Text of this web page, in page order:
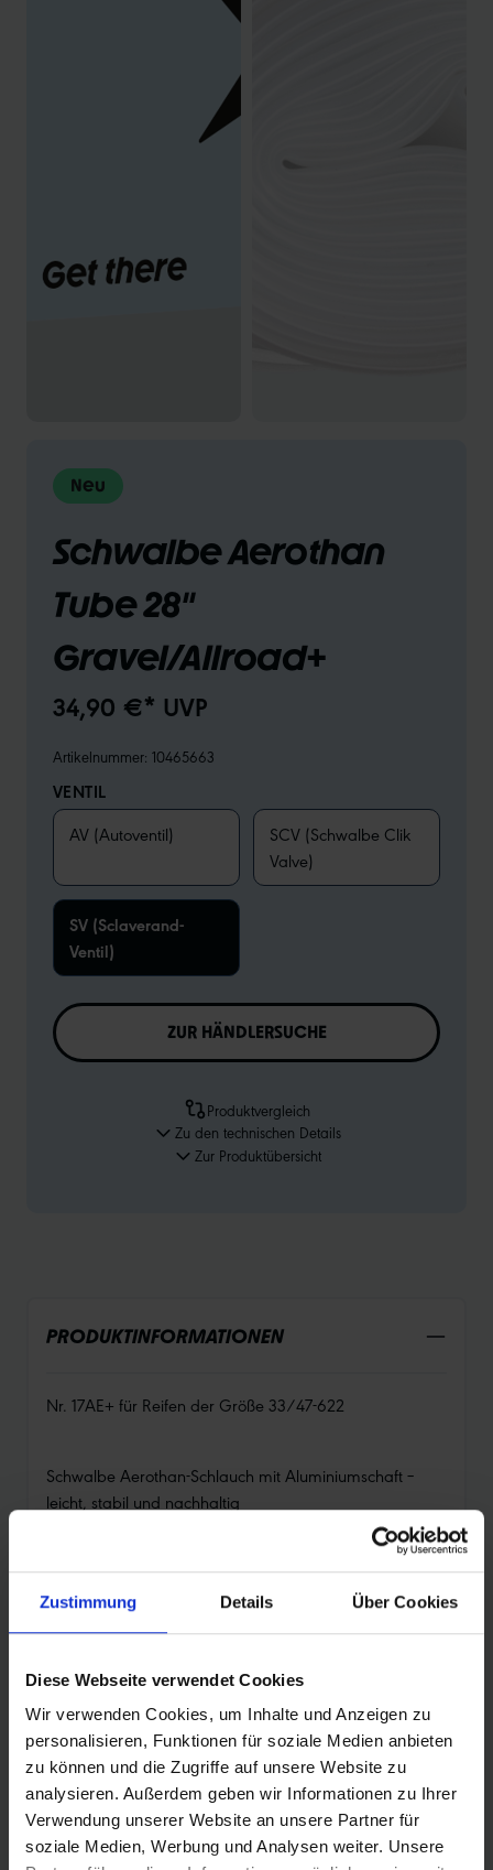
Zustimmung Details Über Cookies
Diese Webseite verwendet Cookies
Wir verwenden Cookies, um Inhalte und Anzeigen zu
personalisieren, Funktionen für soziale Medien anbieten
zu können und die Zugriffe auf unsere Website zu
analysieren. Außerdem geben wir Informationen zu Ihrer
Verwendung unserer Website an unsere Partner für
soziale Medien, Werbung und Analysen weiter. Unsere
Neu
Schwalbe Aerothan
Tube 28"
Gravel/Allroad+
34,90 €* UVP
Artikelnummer: 10465663
VENTIL
AV (Autoventil)
SCV (Schwalbe Clik
Valve)
SV (Sclaverand-
Ventil)
ZUR HÄNDLERSUCHE
Produktvergleich
Zu den technischen Details
Zur Produktübersicht
PRODUKTINFORMATIONEN
Nr. 17AE+ für Reifen der Größe 33/47-622
Schwalbe Aerothan-Schlauch mit Aluminiumschaft –
leicht, stabil und nachhaltig
Entdecke die neue Generation des Schwalbe Aerothan-
Schlauchs – jetzt mit einem robusten Aluminiumschaft für
mehr Stabilität bei bester Performance. Der Schlauch
verbindet geringes Gewicht mit hoher Pannensicherheit
Deine Vorteile auf einen Blick:
•
Aluminiumschaft mit Außengewinde: für bessere
Stabilität und einfacheres Handling
•
Ein Plus an Pannenschutz: dickere Materialstärke
für noch mehr Lufthaltigkeit
Leicht und schnell: minimales Gewicht und sehr
niedriger Rollwiderstand